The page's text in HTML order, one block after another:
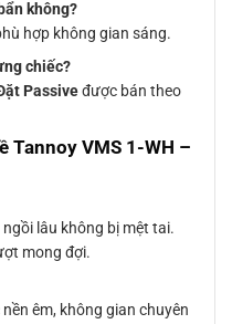
không?
hợp không gian sáng.
chiếc?
Passiveđược bán theo
Tannoy VMS 1-WH –
lâu không bị mệt tai.
mong đợi.
êm, không gian chuyên